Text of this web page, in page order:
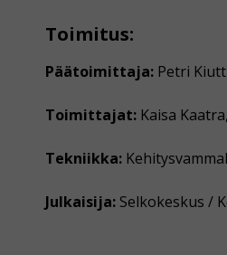
Toimitus:
Päätoimittaja: Petri
Toimittajat: Kaisa
Tekniikka:
Julkaisija: Selkokeskus /